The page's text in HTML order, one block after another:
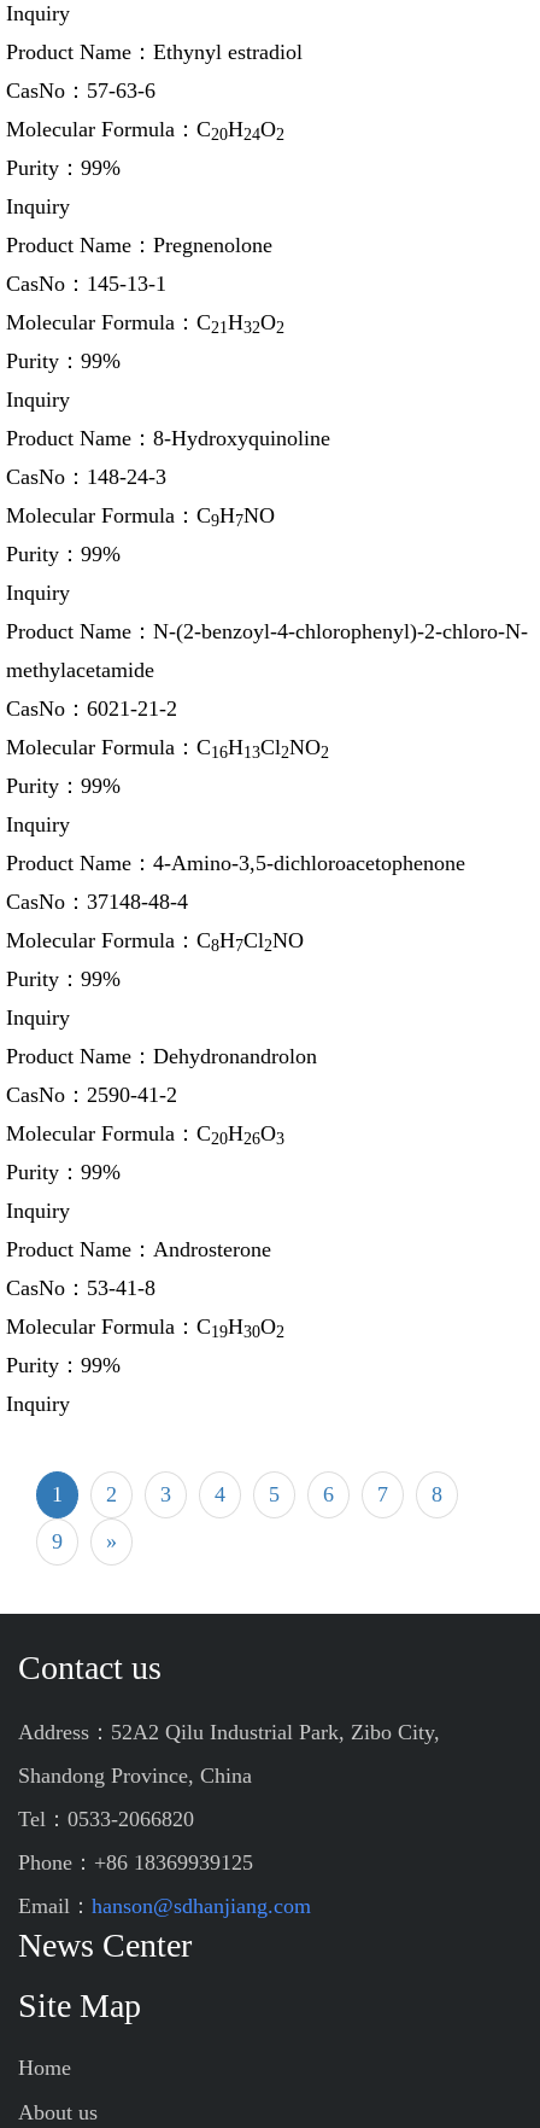
Inquiry
Product Name： Ethynyl estradiol
CasNo： 57-63-6
Molecular Formula： C20H24O2
Purity： 99%
Inquiry
Product Name： Pregnenolone
CasNo： 145-13-1
Molecular Formula： C21H32O2
Purity： 99%
Inquiry
Product Name： 8-Hydroxyquinoline
CasNo： 148-24-3
Molecular Formula： C9H7NO
Purity： 99%
Inquiry
Product Name： N-(2-benzoyl-4-chlorophenyl)-2-chloro-N-
methylacetamide
CasNo： 6021-21-2
Molecular Formula： C16H13Cl2NO2
Purity： 99%
Inquiry
Product Name： 4-Amino-3,5-dichloroacetophenone
CasNo： 37148-48-4
Molecular Formula： C8H7Cl2NO
Purity： 99%
Inquiry
Product Name： Dehydronandrolon
CasNo： 2590-41-2
Molecular Formula： C20H26O3
Purity： 99%
Inquiry
Product Name： Androsterone
CasNo： 53-41-8
Molecular Formula： C19H30O2
Purity： 99%
Inquiry
1 2 3 4 5 6 7
8
9
»
Contact us
Address：52A2 Qilu Industrial Park, Zibo City,
Shandong Province, China
Tel：0533-2066820
Phone：+86 18369939125
Email： hanson@sdhanjiang.com
News Center
Site Map
Home
About us